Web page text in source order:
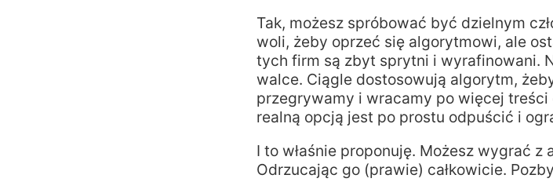
Tak, możesz spróbować być dzielnym
woli, żeby oprzeć się algorytmowi, ale
tych firm są zbyt sprytni i wyrafinowani.
walce. Ciągle dostosowują algorytm,
przegrywamy i wracamy po więcej
realną opcją jest po prostu odpuścić i
I to właśnie proponuję. Możesz wygrać
Odrzucając go (prawie) całkowicie.